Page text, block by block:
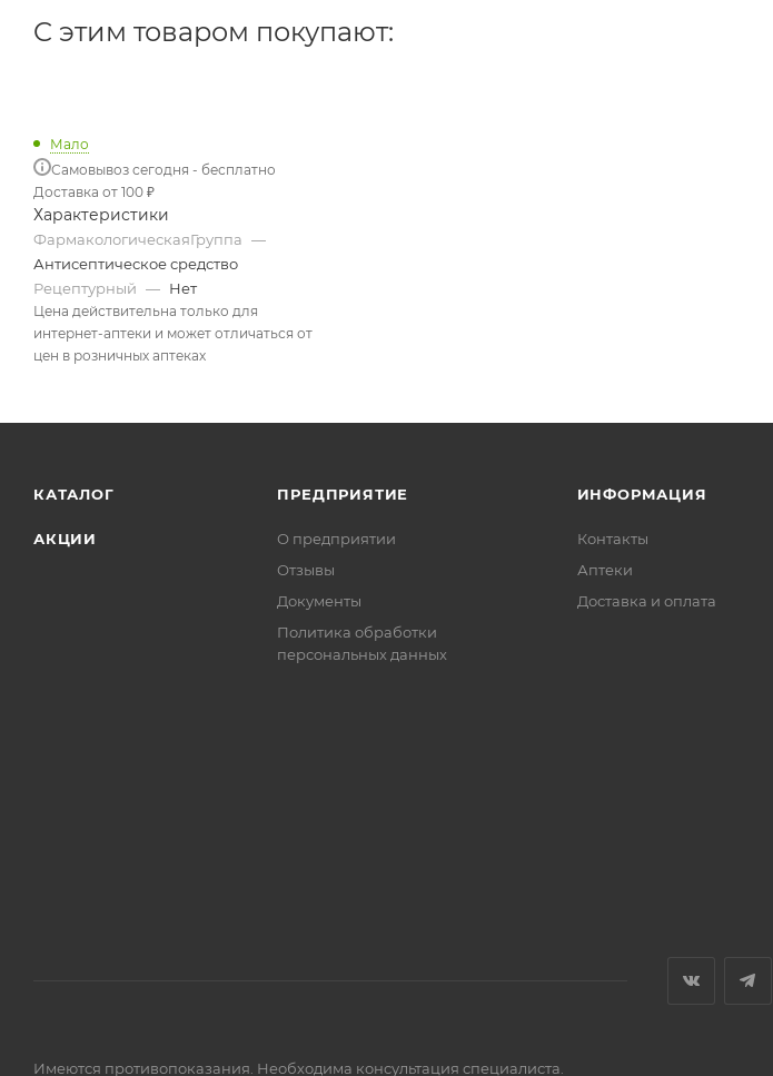
C этим товаром покупают:
Мало
Самовывоз сегодня - бесплатно
Доставка от 100 ₽
Характеристики
ФармакологическаяГруппа —
Антисептическое средство
Рецептурный — Нет
Цена действительна только для
интернет-аптеки и может отличаться от
цен в розничных аптеках
КАТАЛОГ
АКЦИИ
ПРЕДПРИЯТИЕ
О предприятии
Отзывы
Документы
Политика обработки
персональных данных
ИНФОРМАЦИЯ
Контакты
Аптеки
Доставка и оплата
Имеются противопоказания. Необходима консультация специалиста.